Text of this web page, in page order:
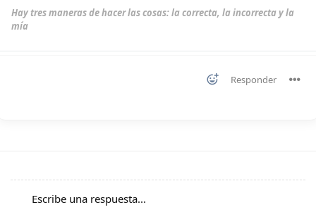
Hay tres maneras de hacer las cosas: la correcta, la incorrecta y la
mía
Responder
Escribe una respuesta...